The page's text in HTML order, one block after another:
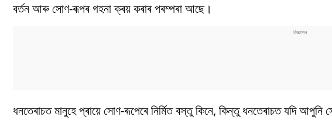
বৰ্তন আৰু সোণ-ৰূপৰ গহনা ক্ৰয় কৰাৰ পৰম্পৰা আছে।
ধনতেৰাচত মানুহে প্ৰায়ে সোণ-ৰূপেৰে নিৰ্মিত বস্তু কিনে, কিন্তু ধনতেৰাচত যদি